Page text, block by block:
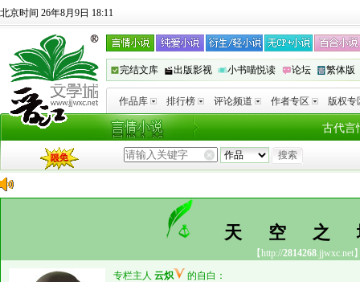
北京时间 26年8月9日 18:11
完结文库 出版影视 小书喵悦读 论坛 繁体版
作品库 排行榜 评论频道 作者专区 版权专
古代言
天空
【http://2814268.jjwxc.net
专栏主人 云炽 的自白：